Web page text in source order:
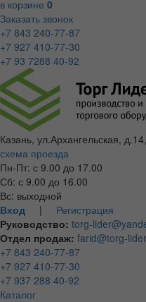
в корзине 0
Заказать звонок
+7 843 240-77-87
+7 927 410-77-30
+7 93 7288 40-92
Казань, ул.Архангельская,
схема проезда
Пн-Пт: с 9.00 до 17.00
Сб: с 9.00 до 16.00
Вс: выходной
Вход | Регистрация
Руководство: torg-
Отдел продаж: farid@torg-
+7 843 240-77-87
+7 927 410-77-30
+7 937 288 40-92
Каталог